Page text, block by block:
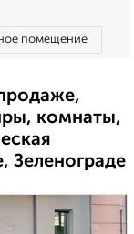
помещение
комнаты,
Зеленограде